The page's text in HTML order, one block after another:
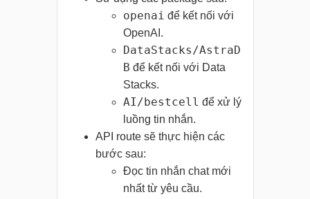
openai để kết nối với
OpenAI.
DataStacks/AstraD
B để kết nối với Data
Stacks.
AI/bestcell để xử lý
luồng tin nhắn.
API route sẽ thực hiện các
bước sau:
Đọc tin nhắn chat mới
nhất từ yêu cầu.